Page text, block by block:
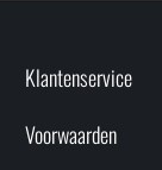
Klantenservice
Voorwaarden